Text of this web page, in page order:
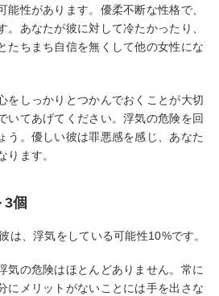
能性があります。優柔不断な性格で、
。あなたが彼に対して冷たかったり、
たちまち自信を無くして他の女性にな
をしっかりとつかんでおくことが大切
いてあげてください。浮気の危険を回
う。優しい彼は罪悪感を感じ、あなた
ります。
個
は、浮気をしている可能性10%です。
気の危険はほとんどありません。常に
にメリットがないことには手を出さな